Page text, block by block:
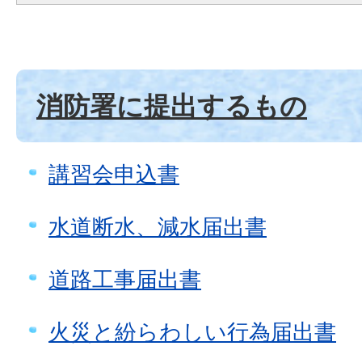
消防署に提出するもの
講習会申込書
水道断水、減水届出書
道路工事届出書
火災と紛らわしい行為届出書